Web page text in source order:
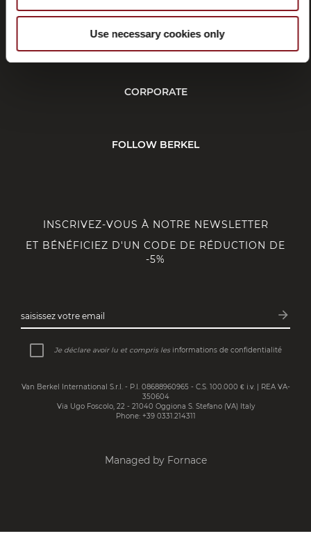
Use necessary cookies only
SERVICE CLIENT
CORPORATE
FOLLOW BERKEL
INSCRIVEZ-VOUS À NOTRE NEWSLETTER
ET BÉNÉFICIEZ D'UN CODE DE RÉDUCTION DE
-5%
saisissez votre email arrow_forward
Je déclare avoir lu et compris les informations de confidentialité
Van Berkel International S.r.l. - P.I. 08688960965 - C.S. 100.000 € i.v. | REA VA-
350604
Via Ugo Foscolo, 22 - 21040 Oggiona S. Stefano (VA) Italy
Phone: +39 0331.214311
Managed by Fornace